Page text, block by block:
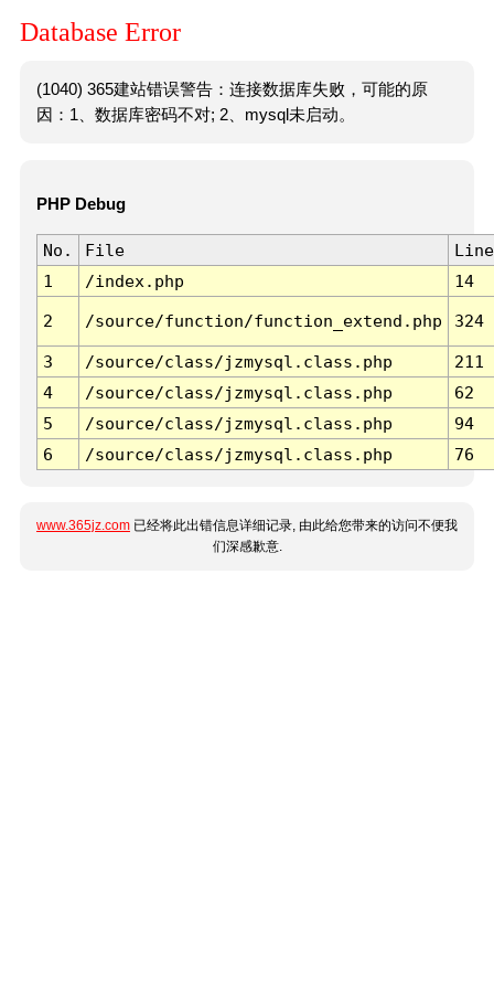
Database Error
(1040) 365建站错误警告：连接数据库失败，可能的原
因：1、数据库密码不对; 2、mysql未启动。
PHP Debug
No. File
Line
1
/index.php 14
2 /source/function/function_extend.php 324
3 /source/class/jzmysql.class.php
211
4
/source/class/jzmysql.class.php
62
5
/source/class/jzmysql.class.php
94
6
/source/class/jzmysql.class.php 76
www.365jz.com 已经将此出错信息详细记录, 由此给您带来的访问不便我
们深感歉意.